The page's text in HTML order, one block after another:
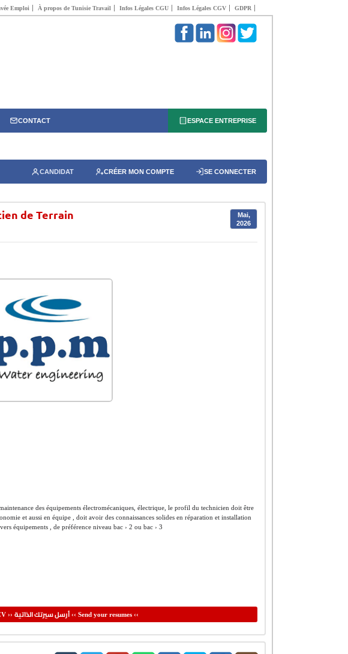
Emploi À propos de Tunisie Travail Infos Légales CGU Infos Légales CGV GDPR
CONTACT ESPACE ENTREPRISE
CANDIDAT CRÉER MON COMPTE SE CONNECTER
de Terrain
Mai,
2026
des équipements électromécaniques, électrique, le profil du technicien doit être
et aussi en équipe , doit avoir des connaissances solides en réparation et installation
équipements , de préférence niveau bac › 2 ou bac › 3
›› أرسل سيرتك الذاتية‹‹ Send your resumes ‹‹